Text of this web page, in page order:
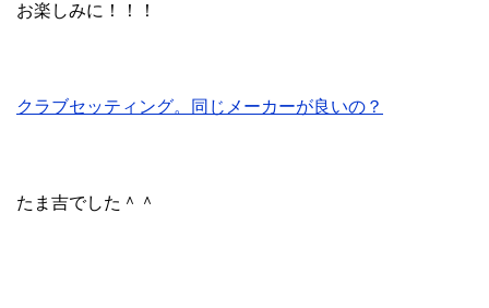
お楽しみに！！！
クラブセッティング。同じメーカーが良いの？
たま吉でした＾＾